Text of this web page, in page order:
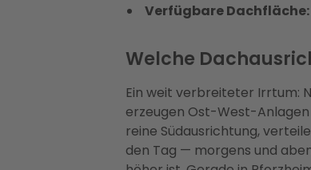
Verfügbare Dachfläche:
Welche
Ein weit verbreiteter Irrtum:
erzeugen Ost-West-Anlagen
reine Südausrichtung,
den Tag — morgens und